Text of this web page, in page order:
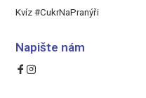
Kvíz #CukrNaPranýři
Napište nám